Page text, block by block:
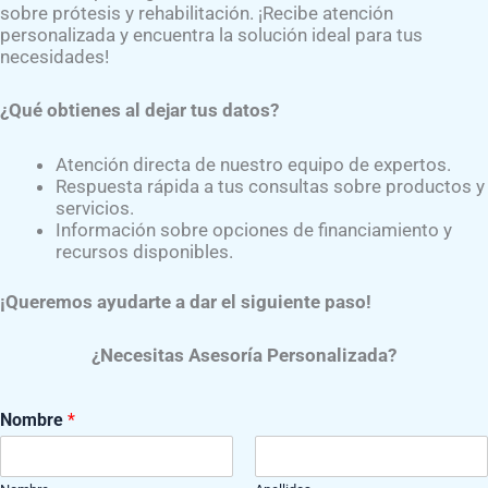
era multidisciplinaria, con el mismo estatus para
era mejorar la rehabilitación de todas las personas con
en prótesis y ortesis, cirujanos ortopédicos,
e ingenieros biomecánicos y rehabilitación
,
de la ISPO es
en conjunto con sus miembros asociados (EM) ha
de la ciencia, la práctica y la educación
de rehabilitación y afines áreas.
sobre prótesis y rehabilitación. ¡Recibe atención
personalizada y encuentra la solución ideal para tus
necesidades!
¿Qué obtienes al dejar tus datos?
Atención directa de nuestro equipo de expertos.
Respuesta rápida a tus consultas sobre productos y
servicios.
Información sobre opciones de financiamiento y
recursos disponibles.
¡Queremos ayudarte a dar el siguiente paso!
¿Necesitas Asesoría Personalizada?
Nombre *